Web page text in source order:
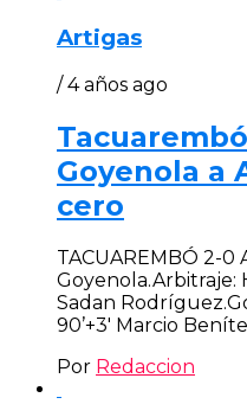
Artigas
/ 4 años ago
Goyenola a
cero
TACUAREMBÓ 2-0
Goyenola.Arbitraje:
Sadan
90’+3′ Marcio
Por Redaccion